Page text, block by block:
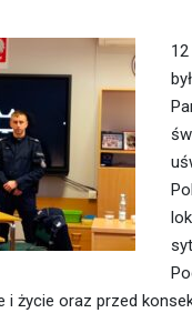
i życie oraz przed